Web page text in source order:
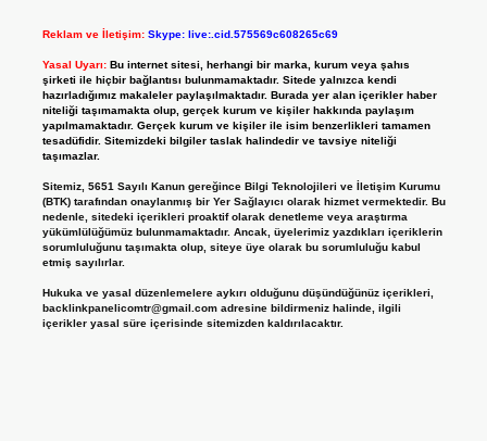
Reklam ve İletişim: Skype: live:.cid.575569c608265c69
Yasal Uyarı: Bu internet sitesi, herhangi bir marka, kurum veya şahıs
şirketi ile hiçbir bağlantısı bulunmamaktadır. Sitede yalnızca kendi
hazırladığımız makaleler paylaşılmaktadır. Burada yer alan içerikler haber
niteliği taşımamakta olup, gerçek kurum ve kişiler hakkında paylaşım
yapılmamaktadır. Gerçek kurum ve kişiler ile isim benzerlikleri tamamen
tesadüfidir. Sitemizdeki bilgiler taslak halindedir ve tavsiye niteliği
taşımazlar.
Sitemiz, 5651 Sayılı Kanun gereğince Bilgi Teknolojileri ve İletişim Kurumu
(BTK) tarafından onaylanmış bir Yer Sağlayıcı olarak hizmet vermektedir. Bu
nedenle, sitedeki içerikleri proaktif olarak denetleme veya araştırma
yükümlülüğümüz bulunmamaktadır. Ancak, üyelerimiz yazdıkları içeriklerin
sorumluluğunu taşımakta olup, siteye üye olarak bu sorumluluğu kabul
etmiş sayılırlar.
Hukuka ve yasal düzenlemelere aykırı olduğunu düşündüğünüz içerikleri,
backlinkpanelicomtr@gmail.comadresine bildirmeniz halinde, ilgili
içerikler yasal süre içerisinde sitemizden kaldırılacaktır.